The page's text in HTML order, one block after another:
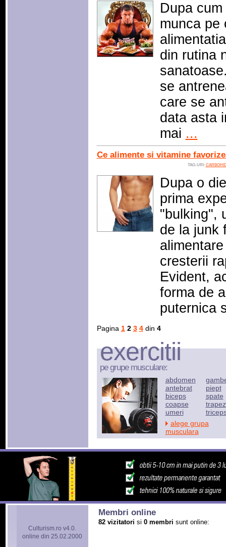
Dupa
munca pe
din rutina
se
care se
data asta
mai ...
Ce alimente si vitamine
TAG-URI:
Dupa o
prima
"bulking",
de la junk
cresterii
Evident,
forma de
puternica
Pagina 1 2 3 4din 4
exercitii
pe grupe musculare:
abdomen
antebrat
biceps
coapse
umeri
piept
spate
trapez
alege grupa
musculara
Culturism.ro v4.0.
online din 25.02.2000
Membri online
82 vizitatori si 0 membri sunt online: